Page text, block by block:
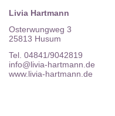
Livia Hartmann
Osterwungweg 3
25813 Husum
Tel. 04841/9042819
info@livia-hartmann.de
www.livia-hartmann.de